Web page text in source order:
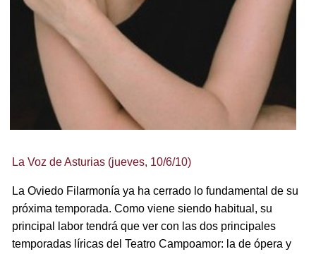
La Voz de Asturias (jueves, 10/6/10)
La Oviedo Filarmonía ya ha cerrado lo fundamental de su
próxima temporada. Como viene siendo habitual, su
principal labor tendrá que ver con las dos principales
temporadas líricas del Teatro Campoamor: la de ópera y